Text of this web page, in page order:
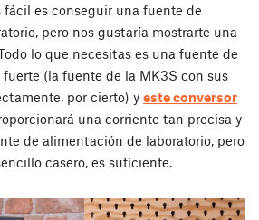
fácil es conseguir una fuente de
pero nos gustaría mostrarte una
lo que necesitas es una fuente de
(la fuente de la MK3S con sus
por cierto) y este conversor
una corriente tan precisa y
de alimentación de laboratorio, pero
casero, es suficiente.